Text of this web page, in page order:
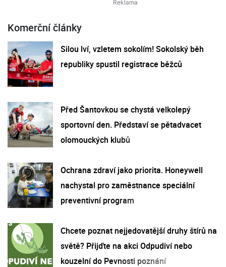
Komerční články
Silou lví, vzletem sokolím! Sokolský běh
republiky spustil registrace běžců
Před Šantovkou se chystá velkolepý
sportovní den. Představí se pětadvacet
olomouckých klubů
Ochrana zdraví jako priorita. Honeywell
nachystal pro zaměstnance speciální
preventivní program
Chcete poznat nejjedovatější druhy štírů na
světě? Přijďte na akci Odpudiví nebo
kouzelní do Pevnosti poznání